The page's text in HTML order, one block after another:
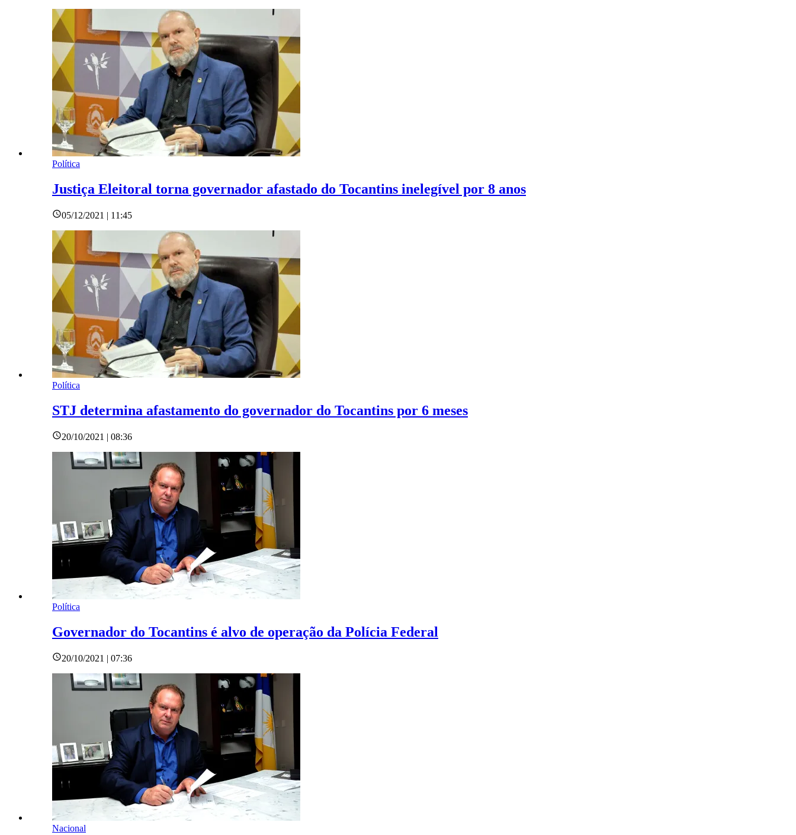
Política
Justiça Eleitoral torna governador afastado do Tocantins inelegível por 8 anos
05/12/2021 | 11:45
Política
STJ determina afastamento do governador do Tocantins por 6 meses
20/10/2021 | 08:36
Política
Governador do Tocantins é alvo de operação da Polícia Federal
20/10/2021 | 07:36
Nacional